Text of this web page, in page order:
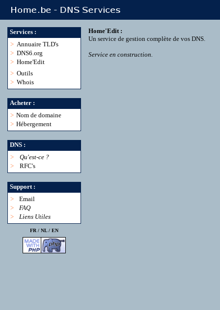
Services :
> Annuaire TLD's
> DNS6.org
> Home'Edit
> Outils
> Whois
Acheter :
> Nom de domaine
> Hébergement
DNS :
>
Qu'est-ce ?
>
RFC's
Support :
>
Email
>
FAQ
>
Liens Utiles
FR / NL/ EN
Home'Edit :
Un service de gestion complète de vos DNS.
Service en construction.